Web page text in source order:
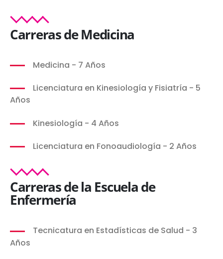
Carreras de Medicina
Medicina - 7 Años
Licenciatura en Kinesiología y Fisiatría - 5
Años
Kinesiología - 4 Años
Licenciatura en Fonoaudiología - 2 Años
Carreras de la Escuela de
Enfermería
Tecnicatura en Estadísticas de Salud - 3
Años